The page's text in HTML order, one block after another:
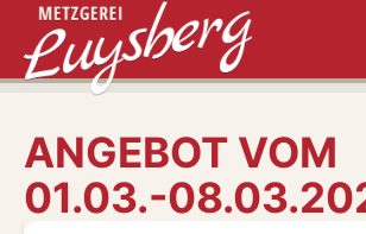
ANGEBOT VOM
01.03.-